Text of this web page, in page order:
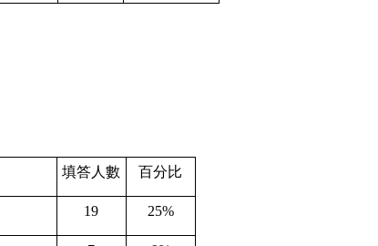
填答人數 百分比
19 25%